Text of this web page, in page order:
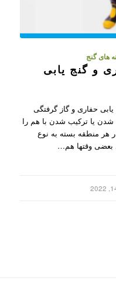
های گنج
و گنج یابی
حفاری و گاز گرفتگی
شدن یا ترکیب شدن با هم را
هر منطقه بسته به نوع
وقتها هم…